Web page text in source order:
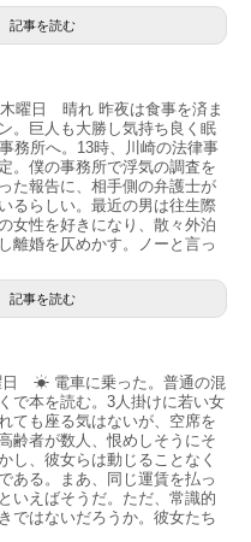
記事を読む
曜日 晴れ 昨夜は食事を済ま
。巨人も大勝し気持ち良く眠
務所へ。13時、川崎の法律事
。僕の事務所で浮気の調査を
た報告に、相手側の弁護士が
るらしい。最近の男は往生際
女性を好きになり、散々外泊
離婚を仄めかす。ノーと言っ
記事を読む
☀ 電車に乗った。普通の混
で本を読む。3人掛けに若い女
ても座る気はないが、空席を
齢者が数人、恨めしそうにそ
し、彼女らは動じることなく
ある。まあ、同じ運賃を払っ
いえばそうだ。ただ、常識的
ではないだろうか。彼女たち